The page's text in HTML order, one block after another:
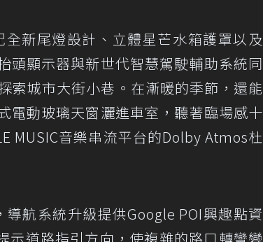
新尾燈設計、立體星芒水箱護罩以及
頭顯示器與新世代智慧駕駛輔助系統同
索城市大街小巷。在漸暖的季節，還能
電動玻璃天窗灑進車室，聽著臨場感十
MUSIC音樂串流平台的Dolby Atmos杜
航系統升級提供Google POI興趣點資
示道路指引方向，使複雜的路口轉彎變